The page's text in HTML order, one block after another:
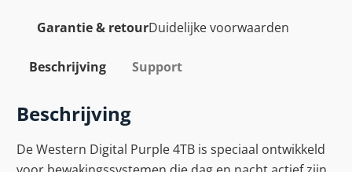
Garantie & retourDuidelijke voorwaarden
Beschrijving Support
Beschrijving
De Western Digital Purple 4TB is speciaal ontwikkeld